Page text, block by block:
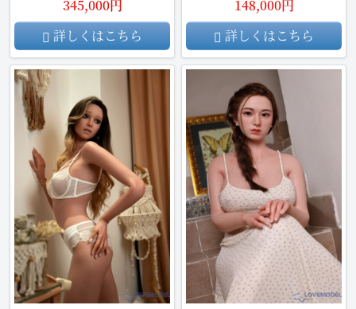
アルラブドール
345,000円
詳しくはこちら
148,000円
詳しくはこちら